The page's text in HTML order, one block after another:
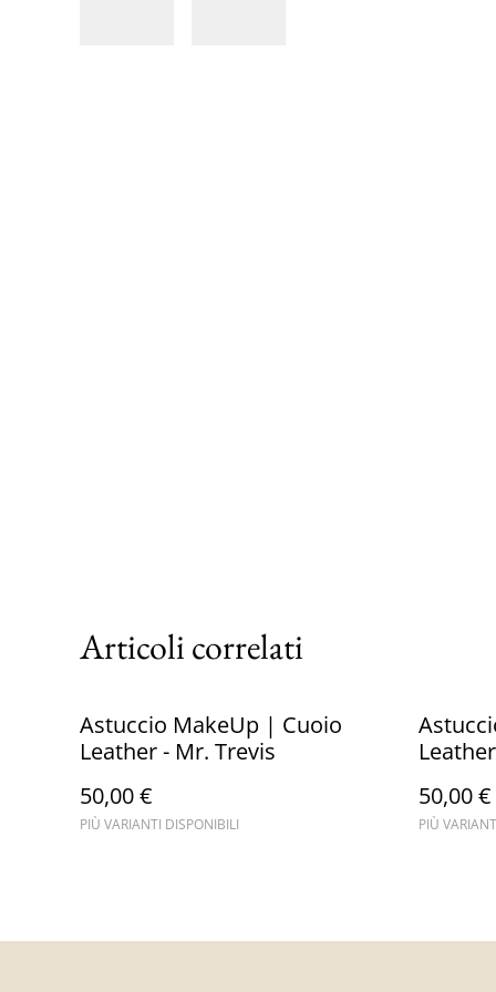
Articoli correlati
Astuccio MakeUp | Cuoio
Leather - Mr. Trevis
50,00 €
PIÙ VARIANTI DISPONIBILI
50,00 €
PIÙ